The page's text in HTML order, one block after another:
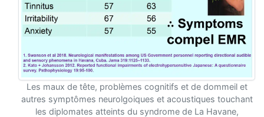
Les maux de tête, problèmes cognitifs et de dommeil et
autres symptômes neurolgoiques et acoustiques touchant
les diplomates atteints du syndrome de La Havane,